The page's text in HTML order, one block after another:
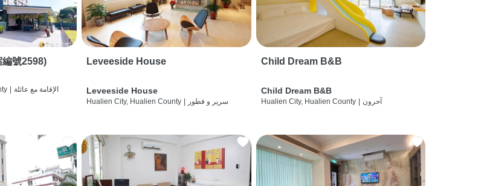
號2598)
| الإقامة مع عائلة
Leveeside House
Leveeside House
Hualien City, Hualien County | سرير و فطور
Child Dream B&B
Child Dream B&B
Hualien City, Hualien County | آحرون